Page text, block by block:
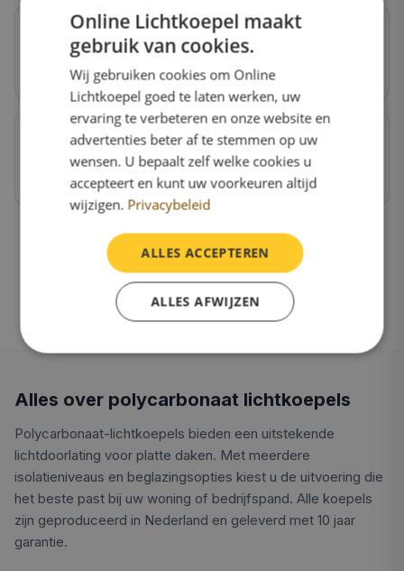
Voor woningen
Ideaal voor keuken, woonkamer, slaapkamer
OnlineLichtkoepel.nl kwaliteit
Direct van de fabriek, 10 jaar garantie
Alles over polycarbonaat lichtkoepels
Polycarbonaat-lichtkoepels bieden een uitstekende
lichtdoorlating voor platte daken. Met meerdere
isolatieniveaus en beglazingsopties kiest u de uitvoering die
het beste past bij uw woning of bedrijfspand. Alle koepels
zijn geproduceerd in Nederland en geleverd met 10 jaar
garantie.
Online Lichtkoepel maakt
gebruik van cookies.
Wij gebruiken cookies om Online
Lichtkoepel goed te laten werken, uw
ervaring te verbeteren en onze website en
advertenties beter af te stemmen op uw
wensen. U bepaalt zelf welke cookies u
accepteert en kunt uw voorkeuren altijd
wijzigen. Privacybeleid
ALLES ACCEPTEREN
ALLES AFWIJZEN